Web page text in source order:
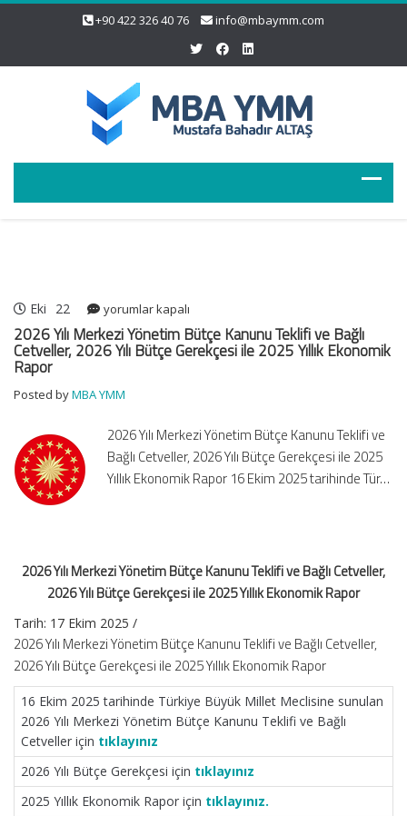
+90 422 326 40 76 info@mbaymm.com
Eki 22
2026
Yılı
Merkezi
Kanunu
ve
Bağlı
Cetveller,
ile
2025
Ekonomik
Rapor
için
yorumlar kapalı
2026 Yılı Merkezi Yönetim Bütçe Kanunu Teklifi ve Bağlı
Cetveller, 2026 Yılı Bütçe Gerekçesi ile 2025 Yıllık Ekonomik
Rapor
Posted byMBA YMM
2026 Yılı Merkezi Yönetim Bütçe Kanunu Teklifi ve
Bağlı Cetveller, 2026 Yılı Bütçe Gerekçesi ile 2025
Yıllık Ekonomik Rapor 16 Ekim 2025 tarihinde Tür…
2026 Yılı Merkezi Yönetim Bütçe Kanunu Teklifi ve Bağlı Cetveller,
2026 Yılı Bütçe Gerekçesi ile 2025 Yıllık Ekonomik Rapor
Tarih: 17 Ekim 2025 /
2026 Yılı Merkezi Yönetim Bütçe Kanunu Teklifi ve Bağlı Cetveller,
2026 Yılı Bütçe Gerekçesi ile 2025 Yıllık Ekonomik Rapor
16 Ekim 2025 tarihinde Türkiye Büyük Millet Meclisine sunulan
2026 Yılı Merkezi Yönetim Bütçe Kanunu Teklifi ve Bağlı
Cetveller için tıklayınız
2026 Yılı Bütçe Gerekçesi için tıklayınız
2025 Yıllık Ekonomik Rapor için tıklayınız.